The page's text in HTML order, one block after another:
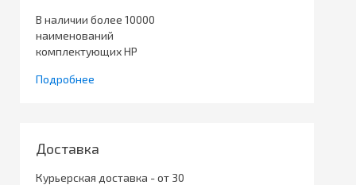
В наличии более 10000
наименований
комплектующих HP
Подробнее
Доставка
Курьерская доставка - от 30